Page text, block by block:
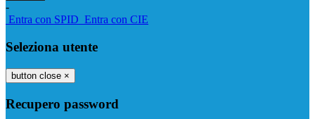
-
Entra con SPID Entra con CIE
Seleziona utente
button close ×
Recupero password